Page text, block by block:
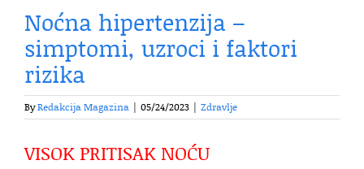
Noćna hipertenzija –
simptomi, uzroci i faktori
rizika
ByRedakcija Magazina 05/24/2023 Zdravlje
VISOK PRITISAK NOĆU